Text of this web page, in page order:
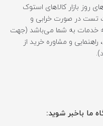
بازار کالاهای استوک
همراه با 7 روز مهلت تست در صورت خرابی و
خدمات به شما می‌باشد (جهت
و مشاوره خرید از
ما باخبر شوید: